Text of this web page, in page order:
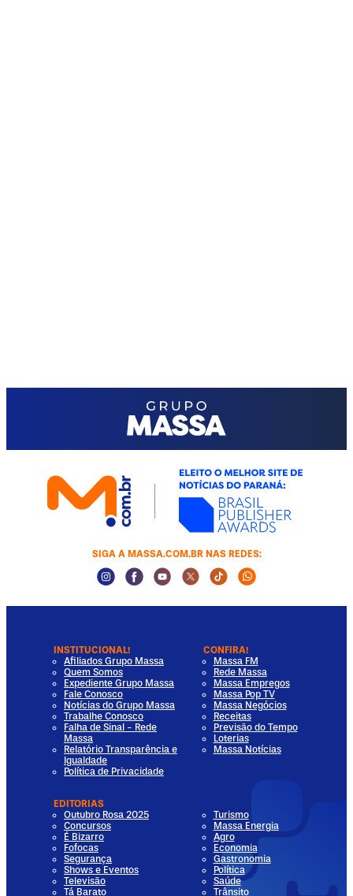
SIGA A MASSA.COM.BR NAS REDES:
Instagram Social Media
Facebook Social Media
Youtube Social Media
Twitter Social Media
Tiktok Social Media
Whatsapp
INSTITUCIONAL!
Afiliados Grupo Massa
Quem Somos
Expediente Grupo Massa
Fale Conosco
Notícias do Grupo Massa
Trabalhe Conosco
Falha de Sinal - Rede
Massa
Relatório Transparência e
Igualdade
Política de Privacidade
CONFIRA!
Massa FM
Rede Massa
Massa Empregos
Massa Pop TV
Massa Negócios
Receitas
Previsão do Tempo
Loterias
Massa Notícias
EDITORIAS
Outubro Rosa 2025
Concursos
É Bizarro
Fofocas
Segurança
Shows e Eventos
Televisão
Tá Barato
Turismo
Massa Energia
Agro
Economia
Gastronomia
Política
Saúde
Trânsito